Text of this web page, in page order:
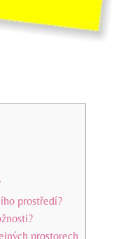
prostředí?
prostorech